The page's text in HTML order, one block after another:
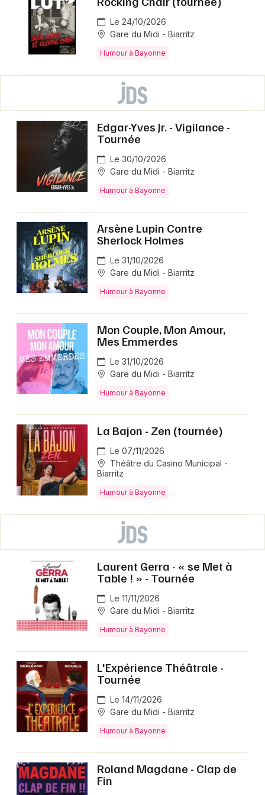
Le 24/10/2026
Gare du Midi - Biarritz
Humour à Bayonne
Edgar-Yves Jr. - Vigilance -
Tournée
Le 30/10/2026
Gare du Midi - Biarritz
Humour à Bayonne
Arsène Lupin Contre
Sherlock Holmes
Le 31/10/2026
Gare du Midi - Biarritz
Humour à Bayonne
Mon Couple, Mon Amour,
Mes Emmerdes
Le 31/10/2026
Gare du Midi - Biarritz
Humour à Bayonne
La Bajon - Zen (tournée)
Le 07/11/2026
Théâtre du Casino Municipal -
Biarritz
Humour à Bayonne
Laurent Gerra - « se Met à
Table ! » - Tournée
Le 11/11/2026
Gare du Midi - Biarritz
Humour à Bayonne
L'Expérience Théâtrale -
Tournée
Le 14/11/2026
Gare du Midi - Biarritz
Humour à Bayonne
Roland Magdane - Clap de
Fin